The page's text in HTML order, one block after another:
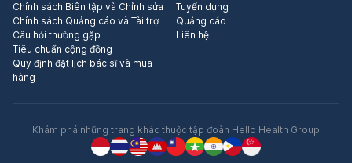
Chính sách Biên tập và Chỉnh sửa
Chính sách Quảng cáo và Tài trợ
Câu hỏi thường gặp
Tiêu chuẩn cộng đồng
Quy định đặt lịch bác sĩ và mua
hàng
Tuyển dụng
Quảng cáo
Liên hệ
Khám phá những trang khác thuộc tập đoàn Hello Health Group